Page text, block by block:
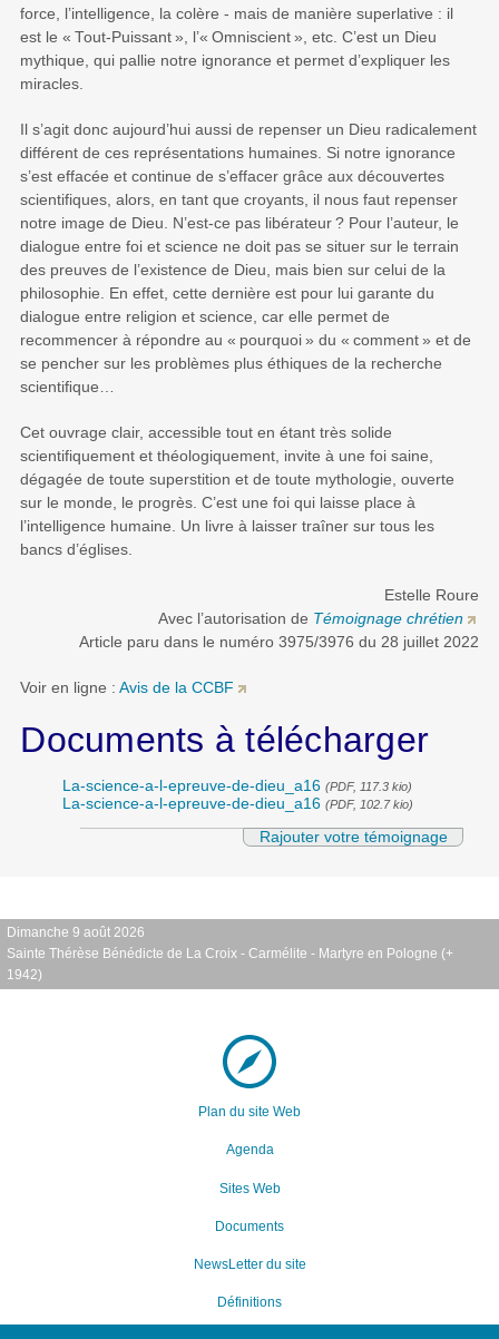
force, l’intelligence, la colère - mais de manière superlative : il
est le « Tout-Puissant », l’« Omniscient », etc. C’est un Dieu
mythique, qui pallie notre ignorance et permet d’expliquer les
miracles.
Il s’agit donc aujourd’hui aussi de repenser un Dieu radicalement
différent de ces représentations humaines. Si notre ignorance
s’est effacée et continue de s’effacer grâce aux découvertes
scientifiques, alors, en tant que croyants, il nous faut repenser
notre image de Dieu. N’est-ce pas libérateur ? Pour l’auteur, le
dialogue entre foi et science ne doit pas se situer sur le terrain
des preuves de l’existence de Dieu, mais bien sur celui de la
philosophie. En effet, cette dernière est pour lui garante du
dialogue entre religion et science, car elle permet de
recommencer à répondre au « pourquoi » du « comment » et de
se pencher sur les problèmes plus éthiques de la recherche
scientiﬁque…
Cet ouvrage clair, accessible tout en étant très solide
scientifiquement et théologiquement, invite à une foi saine,
dégagée de toute superstition et de toute mythologie, ouverte
sur le monde, le progrès. C’est une foi qui laisse place à
l’intelligence humaine. Un livre à laisser traîner sur tous les
bancs d’églises.
Estelle Roure
Avec l’autorisation de Témoignage chrétien
Article paru dans le numéro 3975/3976 du 28 juillet 2022
Voir en ligne :Avis de la CCBF
Documents à télécharger
La-science-a-l-epreuve-de-dieu_a16 (PDF, 117.3 kio)
La-science-a-l-epreuve-de-dieu_a16 (PDF, 102.7 kio)
Rajouter votre témoignage
Dimanche 9 août 2026
Sainte Thérèse Bénédicte de La Croix - Carmélite - Martyre en Pologne (+
1942)
Plan du site Web
Agenda
Sites Web
Documents
NewsLetter du site
Définitions